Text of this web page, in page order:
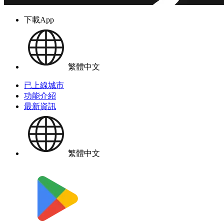
下載App
繁體中文
已上線城市
功能介紹
最新資訊
繁體中文